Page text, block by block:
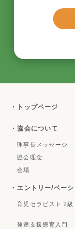
・トップページ
・協会について
理事長メッセージ
協会理念
会場
・エントリー/ベーシ
育児セラピスト 2級
発達支援療育入門